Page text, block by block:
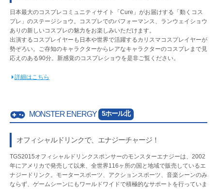
日本最大のコスプレコミュニティサイト「Cure」がお届けする「動くコス
プレ」のステージショウ。コスプレでのパフォーマンス、ランウェイショウ
ありの新しいコスプレの魅力をお楽しみいただけます。
出演するコスプレイヤーも日本や世界で活躍するカリスマコスプレイヤーが
勢ぞろい。ご存知のキャラクターからレアなキャラクターのコスプレまで見
応えのある90分。新感覚のコスプレショウを是非ご覧ください。
詳細はこちら
MONSTER ENERGY 5ホール北
オフィシャルドリンクで、エナジーチャージ！
TGS2015オフィシャルドリンクスポンサーのモンスターエナジーは、2002
年にアメリカで発売して以来、全世界116ヶ所の国と地域で販売しているエ
ナジードリンク。モータースポーツ、アクションスポーツ、音楽シーンのみ
ならず、ゲームシーンにもワールドワイドで積極的なサポートを行っていま